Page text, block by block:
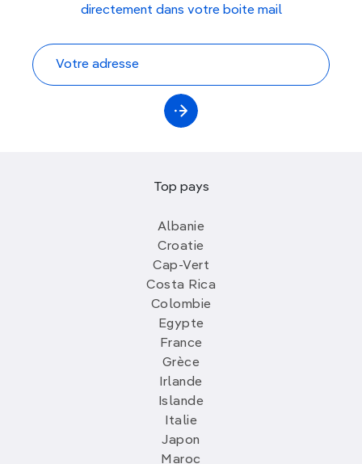
directement dans votre boite mail
Top pays
Albanie
Croatie
Cap-Vert
Costa Rica
Colombie
Egypte
France
Grèce
Irlande
Islande
Italie
Japon
Maroc